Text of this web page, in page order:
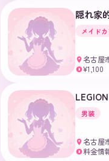
隠れ家
メイドカ
名古屋
¥ ¥1,100
LEGION
男装
名古屋
¥ 料金情